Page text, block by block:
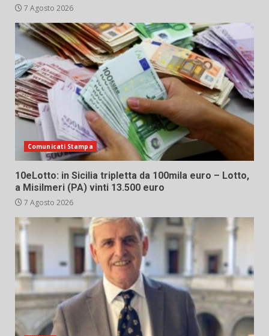
7 Agosto 2026
Comunicati Stampa
10eLotto: in Sicilia tripletta da 100mila euro – Lotto,
a Misilmeri (PA) vinti 13.500 euro
7 Agosto 2026